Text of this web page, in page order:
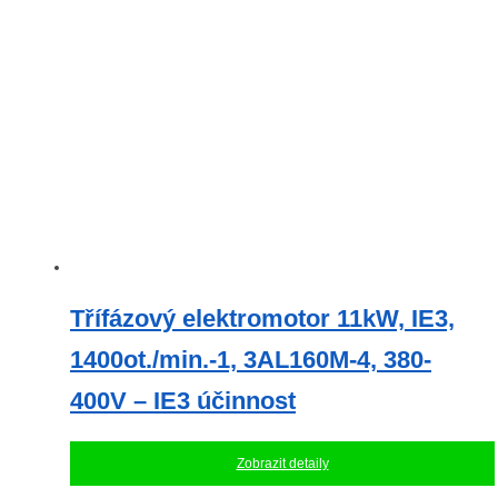
Třífázový elektromotor 11kW, IE3,
1400ot./min.-1, 3AL160M-4, 380-
400V – IE3 účinnost
Zobrazit detaily